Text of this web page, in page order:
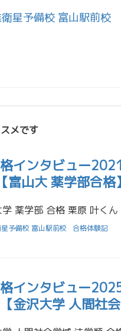
星予備校 富山駅前校
メです
格インタビュー
富山大 薬学部合格】
予備校 富山駅前校 合格体験記
格インタビュー
金沢大学 人間社